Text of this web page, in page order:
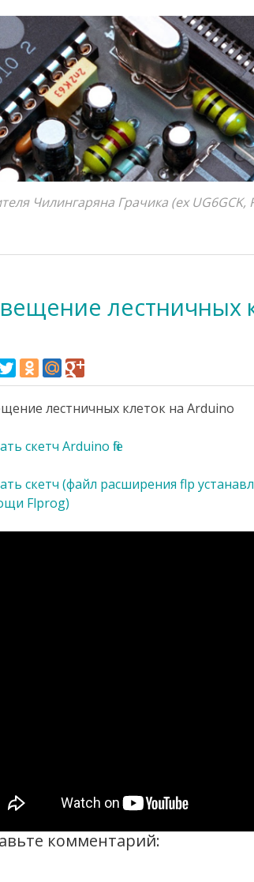
Чилингаряна Грачика (ex UG6GCK,
лестничных
лестничных клеток на Arduino
скетч Arduino file
скетч (файл расширения flp
Flprog)
комментарий: